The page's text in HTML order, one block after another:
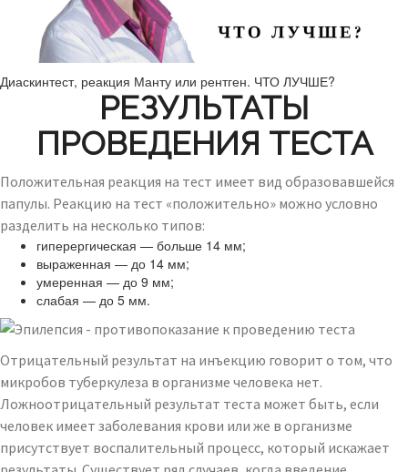
Диаскинтест, реакция Манту или рентген. ЧТО ЛУЧШЕ?
РЕЗУЛЬТАТЫ
ПРОВЕДЕНИЯ ТЕСТА
Положительная реакция на тест имеет вид образовавшейся
папулы. Реакцию на тест «положительно» можно условно
разделить на несколько типов:
гиперергическая — больше 14 мм;
выраженная — до 14 мм;
умеренная — до 9 мм;
слабая — до 5 мм.
Отрицательный результат на инъекцию говорит о том, что
микробов туберкулеза в организме человека нет.
Ложноотрицательный результат теста может быть, если
человек имеет заболевания крови или же в организме
присутствует воспалительный процесс, который искажает